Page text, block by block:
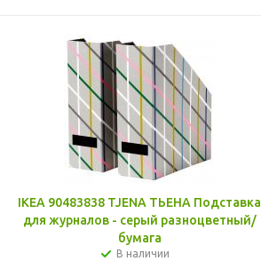
IKEA 90483838 TJENA ТЬЕНА Подставка
для журналов - серый разноцветный/
бумага
В наличии